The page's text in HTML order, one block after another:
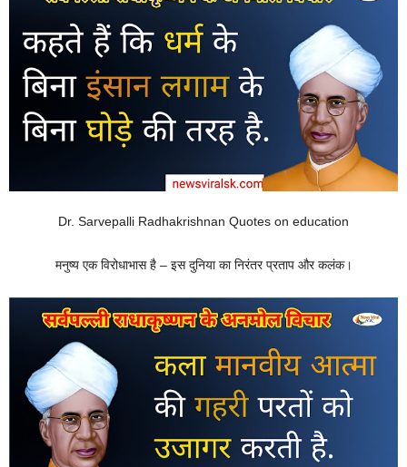
Dr. Sarvepalli Radhakrishnan Quotes on education
मनुष्य एक विरोधाभास है – इस दुनिया का निरंतर प्रताप और कलंक।